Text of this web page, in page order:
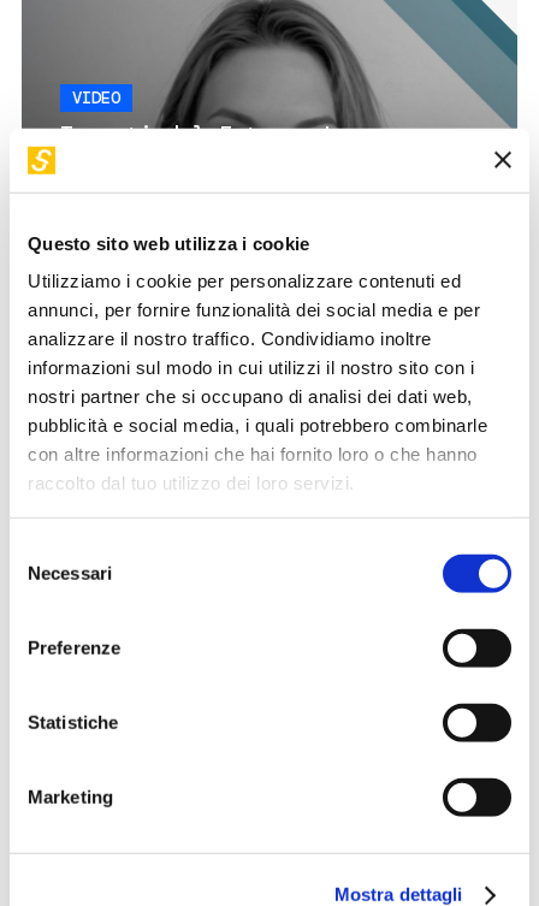
Questo sito web utilizza i cookie
Utilizziamo i cookie per personalizzare contenuti ed
annunci, per fornire funzionalità dei social media e per
analizzare il nostro traffico. Condividiamo inoltre
informazioni sul modo in cui utilizzi il nostro sito con i
nostri partner che si occupano di analisi dei dati web,
pubblicità e social media, i quali potrebbero combinarle
con altre informazioni che hai fornito loro o che hanno
raccolto dal tuo utilizzo dei loro servizi.
delNecessari
Preferenze
Statistiche
Marketing
Mostra dettagli
VIDEO
Tessuti del Futuro: La
30 Settembre 2025 Sarah Luksic
VIDEO
Cervello in modalità
23 Settembre 2025
Una nuova visione della
futuro
SVILUPPO TECNOLOGICO E